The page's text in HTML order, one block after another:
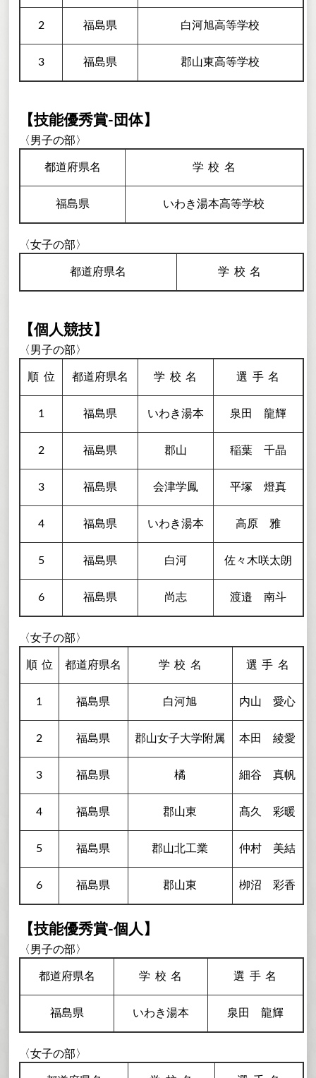
2 福島県 白河旭高等学校
3 福島県 郡山東高等学校
【技能優秀賞-団体】
〈男子の部〉
都道府県名 学校 名
福島県 いわき湯本高等学校
〈女子の部〉
都道府県名 学校名
【個人競技】
〈男子の部〉
順 位 都道府県名 学校名 選手名
1 福島県 いわき湯本 泉田 龍輝
2 福島県 郡山 稲葉 千晶
3 福島県 会津学鳳 平塚 燈真
4 福島県 いわき湯本 高原 雅
5 福島県 白河 佐々木咲太朗
6 福島県 尚志 渡邉 南斗
〈女子の部〉
順位 都道府県名 学校 名 選手 名
1 福島県 白河旭 内山 愛心
2 福島県 郡山女子大学附属 本田 綾愛
3 福島県 橘 細谷 真帆
4 福島県 郡山東 髙久 彩暖
5 福島県 郡山北工業 仲村 美結
6 福島県 郡山東 栁沼 彩香
【技能優秀賞-個人】
〈男子の部〉
都道府県名 学校名 選手名
福島県 いわき湯本 泉田 龍輝
〈女子の部〉